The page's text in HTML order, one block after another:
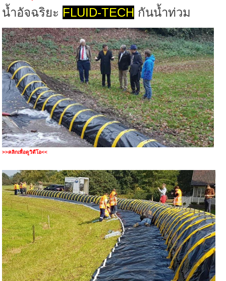
น้ำอัจฉริยะ FLUID-TECH กันน้ำท่วม
>>คลิกเพื่อดูวิดีโอ<<